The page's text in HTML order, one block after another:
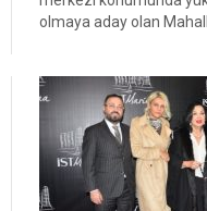
olmaya aday olan